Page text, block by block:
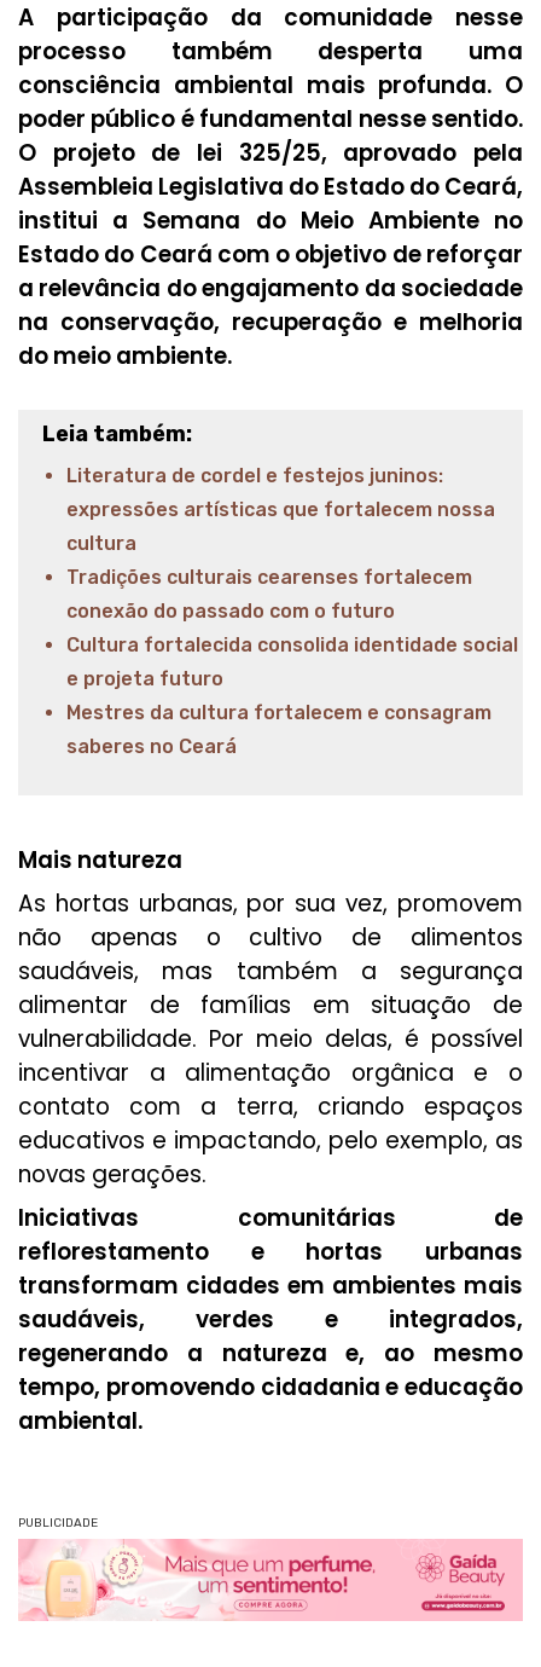
A participação da comunidade nesse
processo também desperta uma
consciência ambiental mais profunda. O
poder público é fundamental nesse sentido.
O projeto de lei 325/25, aprovado pela
Assembleia Legislativa do Estado do Ceará,
institui a Semana do Meio Ambiente no
Estado do Ceará com o objetivo de reforçar
a relevância do engajamento da sociedade
na conservação, recuperação e melhoria
do meio ambiente.
Leia também:
Literatura de cordel e festejos juninos:
expressões artísticas que fortalecem nossa
cultura
Tradições culturais cearenses fortalecem
conexão do passado com o futuro
Cultura fortalecida consolida identidade social
e projeta futuro
Mestres da cultura fortalecem e consagram
saberes no Ceará
Mais natureza
As hortas urbanas, por sua vez, promovem
não apenas o cultivo de alimentos
saudáveis, mas também a segurança
alimentar de famílias em situação de
vulnerabilidade. Por meio delas, é possível
incentivar a alimentação orgânica e o
contato com a terra, criando espaços
educativos e impactando, pelo exemplo, as
novas gerações.
Iniciativas comunitárias de
reflorestamento e hortas urbanas
transformam cidades em ambientes mais
saudáveis, verdes e integrados,
regenerando a natureza e, ao mesmo
tempo, promovendo cidadania e educação
ambiental.
PUBLICIDADE